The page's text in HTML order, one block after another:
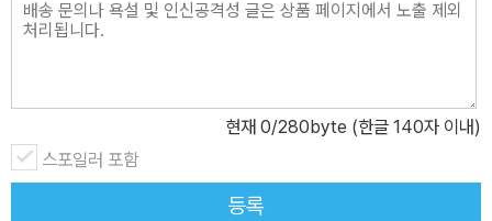
현재 0/280byte (한글 140자 이내)
스포일러 포함
등록